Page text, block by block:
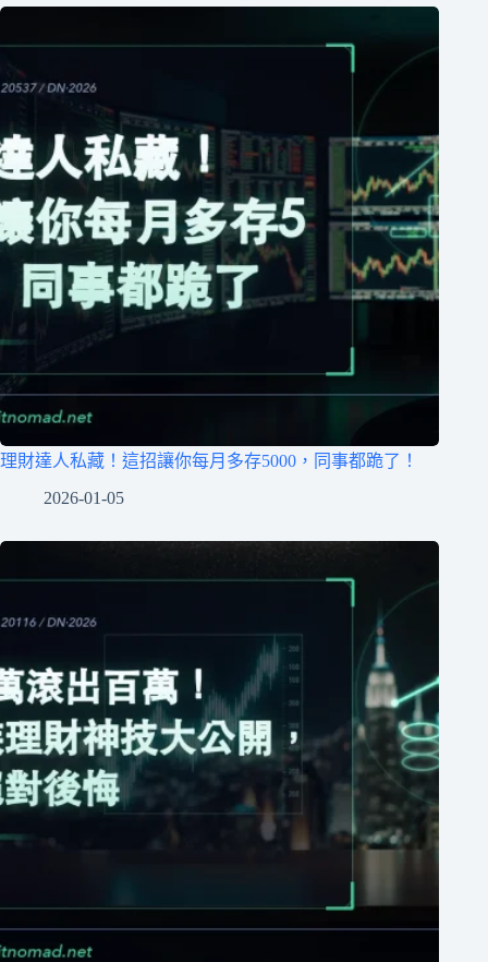
理財達人私藏！這招讓你每月多存5000，同事都跪了！
2026-01-05